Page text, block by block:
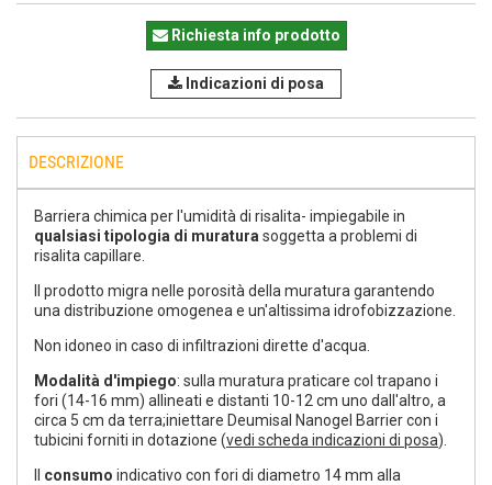
Richiesta info prodotto
Indicazioni di posa
DESCRIZIONE
Barriera chimica per l'umidità di risalita- impiegabile in
qualsiasi tipologia di muratura soggetta a problemi di
risalita capillare.
Il prodotto migra nelle porosità della muratura garantendo
una distribuzione omogenea e un'altissima idrofobizzazione.
Non idoneo in caso di infiltrazioni dirette d'acqua.
Modalità d'impiego: sulla muratura praticare col trapano i
fori (14-16 mm) allineati e distanti 10-12 cm uno dall'altro, a
circa 5 cm da terra;iniettare Deumisal Nanogel Barrier con i
tubicini forniti in dotazione (vedi scheda indicazioni di posa).
consumo indicativo con fori di diametro 14 mm alla